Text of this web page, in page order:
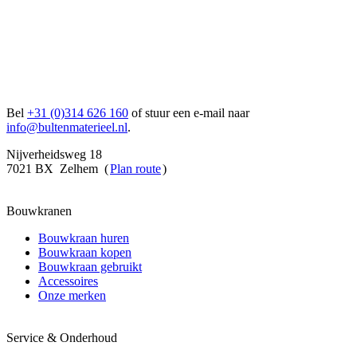
Bel +31 (0)314 626 160 of stuur een e-mail naar
info@bultenmaterieel.nl.
Nijverheidsweg 18
7021 BX Zelhem (Plan route)
Bouwkranen
Bouwkraan huren
Bouwkraan kopen
Bouwkraan gebruikt
Accessoires
Onze merken
Service & Onderhoud